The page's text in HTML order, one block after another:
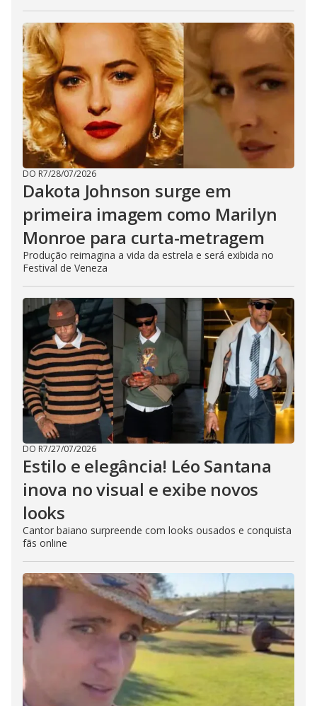
DO R7/28/07/2026
Dakota Johnson surge em
primeira imagem como Marilyn
Monroe para curta-metragem
Produção reimagina a vida da estrela e será exibida no
Festival de Veneza
DO R7/27/07/2026
Estilo e elegância! Léo Santana
inova no visual e exibe novos
looks
Cantor baiano surpreende com looks ousados e conquista
fãs online